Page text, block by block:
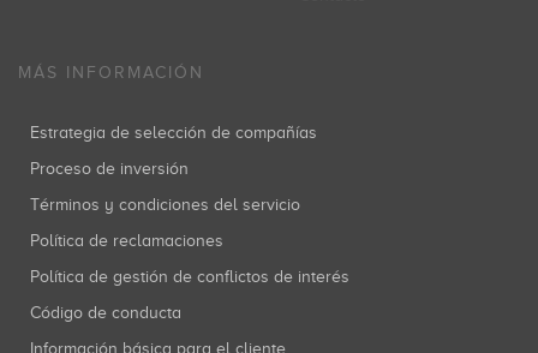
MÁS INFORMACIÓN
Estrategia de selección de compañías
Proceso de inversión
Términos y condiciones del servicio
Política de reclamaciones
Política de gestión de conflictos de interés
Código de conducta
Información básica para el cliente